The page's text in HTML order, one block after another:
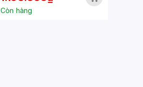
VEGA 8, 65W) - SOCKET
AMD AM4
Còn hàng